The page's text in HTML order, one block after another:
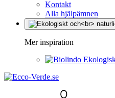
Kontakt
Alla hjälpämnen
Mer inspiration